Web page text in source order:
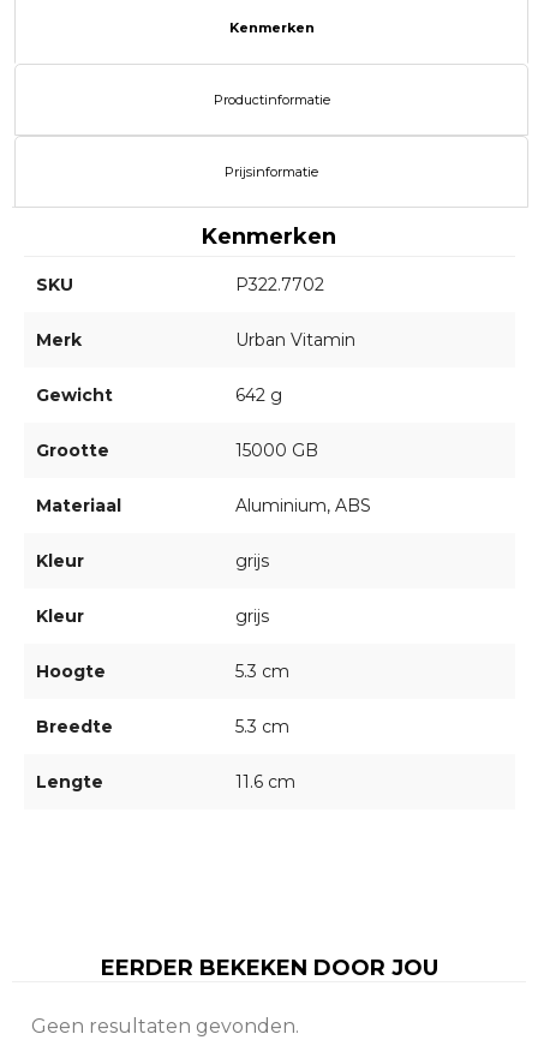
Kenmerken
Productinformatie
Prijsinformatie
Kenmerken
SKU P322.7702
Merk Urban Vitamin
Gewicht 642 g
Grootte 15000 GB
Materiaal Aluminium, ABS
Kleur grijs
Kleur grijs
Hoogte 5.3 cm
Breedte 5.3 cm
Lengte 11.6 cm
EERDER BEKEKEN DOOR JOU
Geen resultaten gevonden.